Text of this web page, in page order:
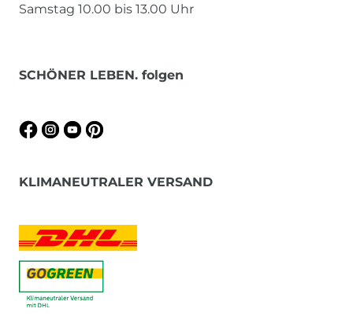
Samstag 10.00 bis 13.00 Uhr
SCHÖNER LEBEN. folgen
KLIMANEUTRALER VERSAND